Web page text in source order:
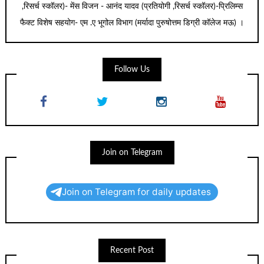
,रिसर्च स्कॉलर)- मेंस विजन - आनंद यादव (प्रतियोगी ,रिसर्च स्कॉलर)-प्रिलिम्स
फैक्ट विशेष सहयोग- एम .ए भूगोल विभाग (मर्यादा पुरुषोत्तम डिग्री कॉलेज मऊ) ।
Follow Us
Join on Telegram
Join on Telegram for daily updates
Recent Post